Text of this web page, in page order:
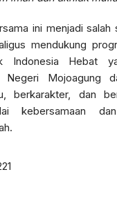
ini menjadi salah
mendukung
Indonesia Hebat
Negeri Mojoagung
berkarakter, dan
kebersamaan